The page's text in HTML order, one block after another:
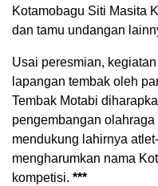
Kotamobagu Siti Masita
dan tamu undangan
Usai peresmian,
lapangan tembak oleh
Tembak Motabi
pengembangan
mendukung lahirnya
mengharumkan nama
kompetisi. ***